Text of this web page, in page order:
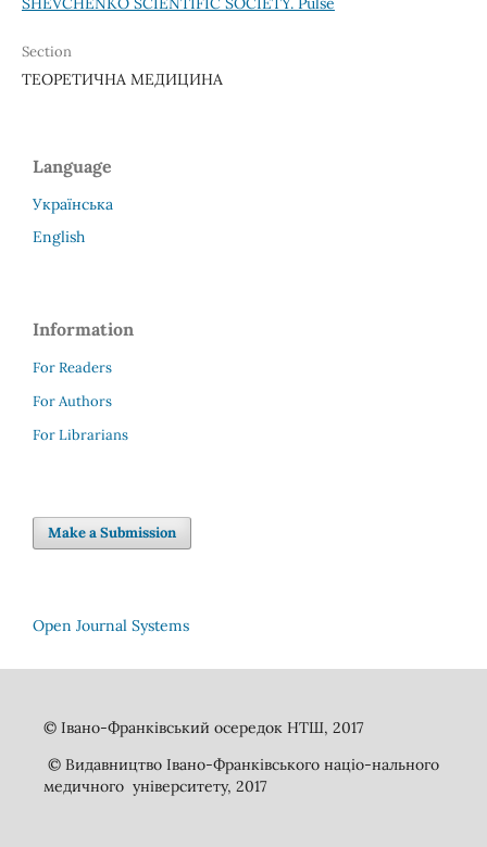
Section
ТЕОРЕТИЧНА МЕДИЦИНА
Language
Українська
English
Information
For Readers
For Authors
For Librarians
Make a Submission
Open Journal Systems
© Івано-Франківський осередок НТШ, 2017
© Видавництво Івано-Франківського націо-нального
медичного університету, 2017